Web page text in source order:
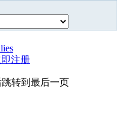
注册
跳转到最后一页